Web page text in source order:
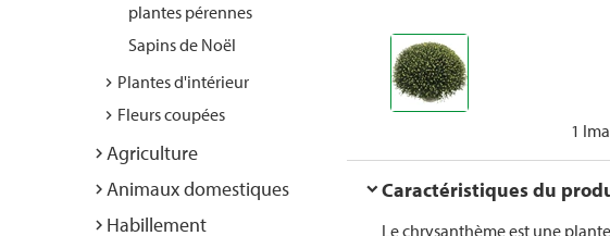
plantes pérennes
Sapins de Noël
Plantes d'intérieur
Fleurs coupées
Agriculture
Animaux domestiques
Habillement
1
Caractéristiques du
Le chrysanthème est une